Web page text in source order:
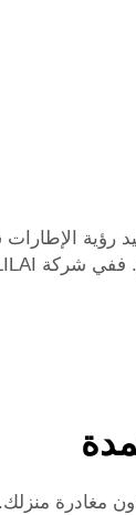
رؤية
مغادرة